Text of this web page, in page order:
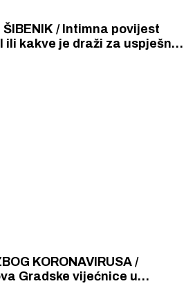
povijest
ili kakve je draži za uspješno
KORONAVIRUSA /
Gradske vijećnice u